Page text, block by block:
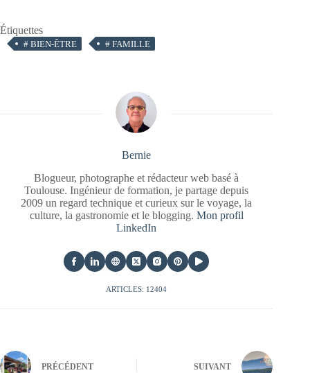
Étiquettes
# BIEN-ÊTRE # FAMILLE
Bernie
Blogueur, photographe et rédacteur web basé à
Toulouse. Ingénieur de formation, je partage depuis
2009 un regard technique et curieux sur le voyage, la
culture, la gastronomie et le blogging. Mon profil
LinkedIn
ARTICLES: 12404
PRÉCÉDENT SUIVANT